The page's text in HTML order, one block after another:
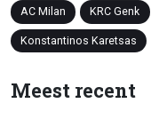
AC Milan KRC Genk
Konstantinos Karetsas
Meest recent